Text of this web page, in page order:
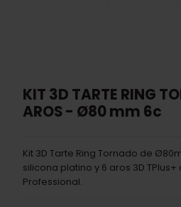
KIT 3D TARTE RING
AROS - Ø80 mm 6c
Kit 3D Tarte Ring Tornado de
silicona platino y 6 aros 3D
Professional.